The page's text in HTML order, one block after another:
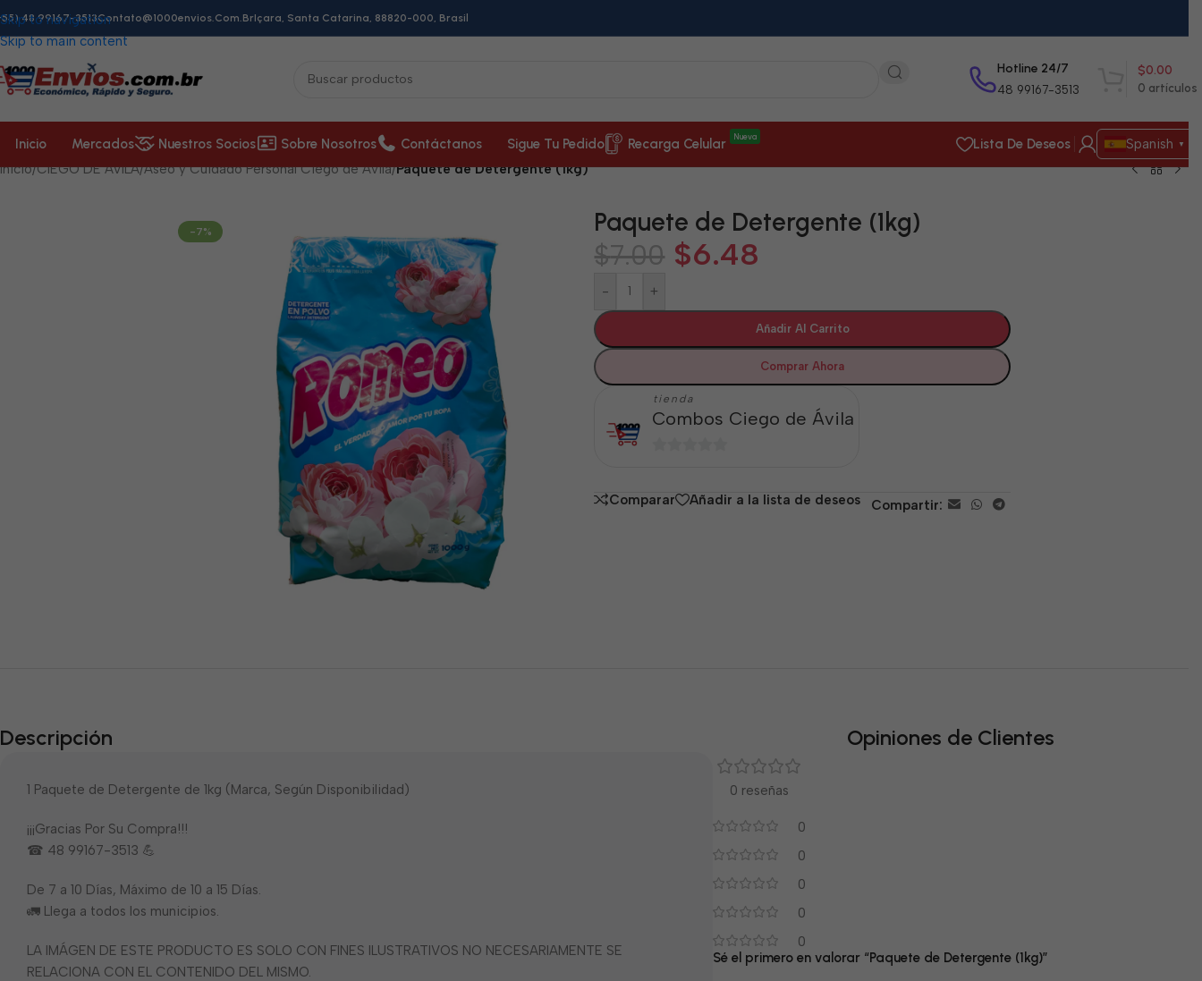
Skip to navigation
Skip to main content
48 99167-3513Contato@1000envios.com.brIçara, Santa Catarina, 88820-000, Brasil
Hotline 24/7
48 99167-3513 0 artículos
$0.00
Inicio Mercados Nuestros Socios Sobre Nosotros Contáctanos Sigue Tu Pedido Recarga Celular Nueva Lista De Deseos Spanish ▼
Inicio/CIEGO DE ÁVILA/Aseo y Cuidado Personal Ciego de Ávila/Paquete de Detergente (1kg)
-7% Paquete de Detergente (1kg)
$7.00 $6.48
- +
Añadir Al Carrito
Comprar Ahora
tienda
Combos Ciego de Ávila
5
Comparar Añadir a la lista de deseos Compartir:
Descripción
1 Paquete de Detergente de 1kg (Marca, Según Disponibilidad)
¡¡¡Gracias Por Su Compra!!!
☎ 48 99167-3513 💪
De 7 a 10 Días, Máximo de 10 a 15 Días.
🚛 Llega a todos los municipios.
LA IMÁGEN DE ESTE PRODUCTO ES SOLO CON FINES ILUSTRATIVOS NO NECESARIAMENTE SE
RELACIONA CON EL CONTENIDO DEL MISMO.
Opiniones de Clientes
0 reseñas
0
0
0
0
0
Sé el primero en valorar “Paquete de Detergente (1kg)”